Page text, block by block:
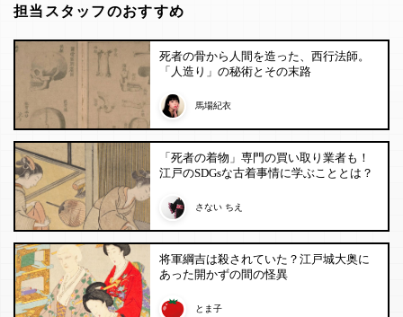
担当スタッフのおすすめ
死者の骨から人間を造った、西行法師。
「人造り」の秘術とその末路
馬場紀衣
「死者の着物」専門の買い取り業者も！
江戸のSDGsな古着事情に学ぶこととは？
さない ちえ
将軍綱吉は殺されていた？江戸城大奥に
あった開かずの間の怪異
とま子